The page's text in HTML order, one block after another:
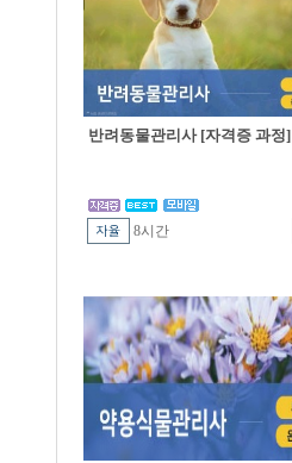
반려동물관리사 [자격증 과정]
8시간